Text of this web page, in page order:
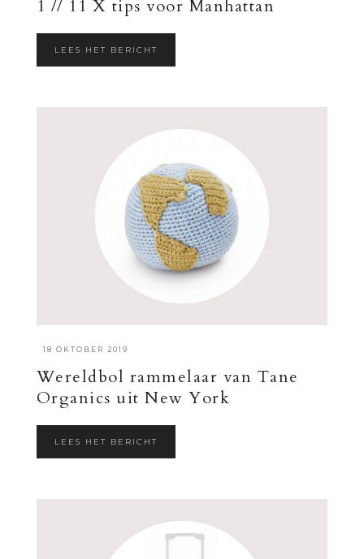
1 // 11 X tips voor Manhattan
LEES HET BERICHT
·18 OKTOBER 2019
Wereldbol rammelaar van Tane
Organics uit New York
LEES HET BERICHT